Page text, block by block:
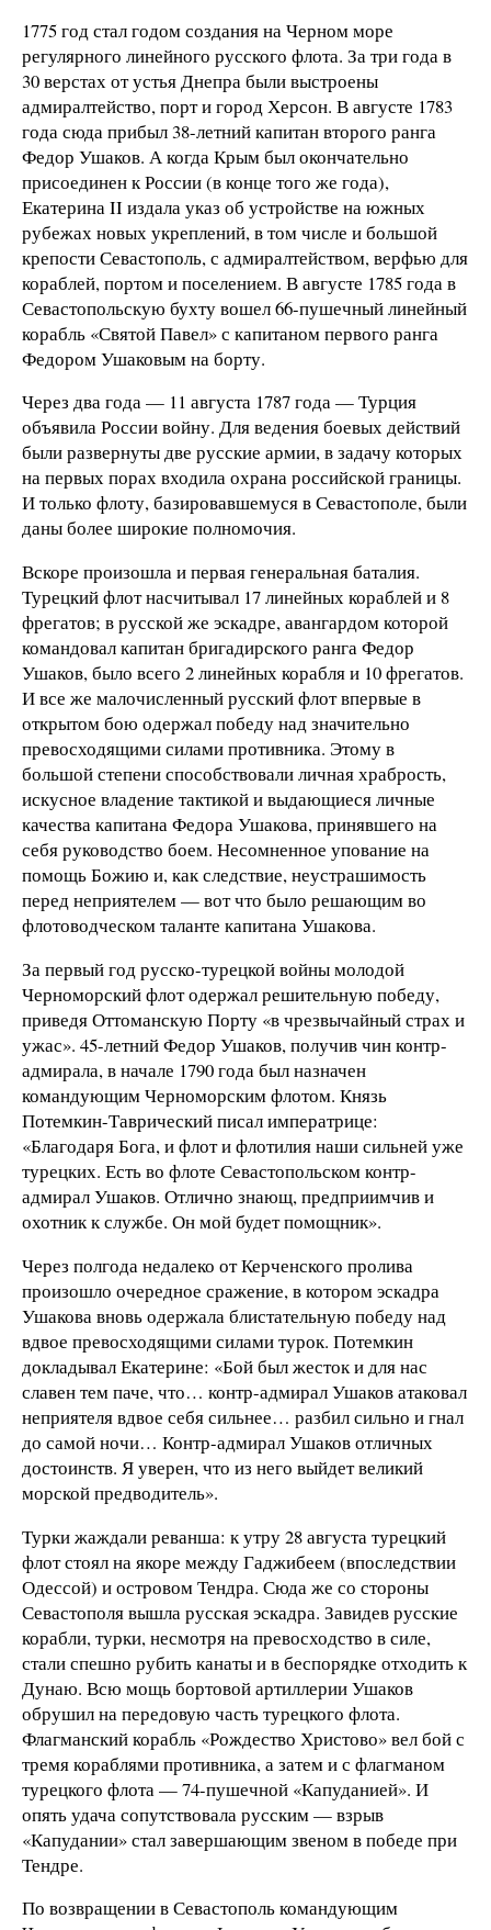
1775 год стал годом создания на Черном море
регулярного линейного русского флота. За три года в
30 верстах от устья Днепра были выстроены
адмиралтейство, порт и город Херсон. В августе 1783
года сюда прибыл 38-летний капитан второго ранга
Федор Ушаков. А когда Крым был окончательно
присоединен к России (в конце того же года),
Екатерина II издала указ об устройстве на южных
рубежах новых укреплений, в том числе и большой
крепости Севастополь, с адмиралтейством, верфью для
кораблей, портом и поселением. В августе 1785 года в
Севастопольскую бухту вошел 66-пушечный линейный
корабль «Святой Павел» с капитаном первого ранга
Федором Ушаковым на борту.
Через два года — 11 августа 1787 года — Турция
объявила России войну. Для ведения боевых действий
были развернуты две русские армии, в задачу которых
на первых порах входила охрана российской границы.
И только флоту, базировавшемуся в Севастополе, были
даны более широкие полномочия.
Вскоре произошла и первая генеральная баталия.
Турецкий флот насчитывал 17 линейных кораблей и 8
фрегатов; в русской же эскадре, авангардом которой
командовал капитан бригадирского ранга Федор
Ушаков, было всего 2 линейных корабля и 10 фрегатов.
И все же малочисленный русский флот впервые в
открытом бою одержал победу над значительно
превосходящими силами противника. Этому в
большой степени способствовали личная храбрость,
искусное владение тактикой и выдающиеся личные
качества капитана Федора Ушакова, принявшего на
себя руководство боем. Несомненное упование на
помощь Божию и, как следствие, неустрашимость
перед неприятелем — вот что было решающим во
флотоводческом таланте капитана Ушакова.
За первый год русско-турецкой войны молодой
Черноморский флот одержал решительную победу,
приведя Оттоманскую Порту «в чрезвычайный страх и
ужас». 45-летний Федор Ушаков, получив чин контр-
адмирала, в начале 1790 года был назначен
командующим Черноморским флотом. Князь
Потемкин-Таврический писал императрице:
«Благодаря Бога, и флот и флотилия наши сильней уже
турецких. Есть во флоте Севастопольском контр-
адмирал Ушаков. Отлично знающ, предприимчив и
охотник к службе. Он мой будет помощник».
Через полгода недалеко от Керченского пролива
произошло очередное сражение, в котором эскадра
Ушакова вновь одержала блистательную победу над
вдвое превосходящими силами турок. Потемкин
докладывал Екатерине: «Бой был жесток и для нас
славен тем паче, что… контр-адмирал Ушаков атаковал
неприятеля вдвое себя сильнее… разбил сильно и гнал
до самой ночи… Контр-адмирал Ушаков отличных
достоинств. Я уверен, что из него выйдет великий
морской предводитель».
Турки жаждали реванша: к утру 28 августа турецкий
флот стоял на якоре между Гаджибеем (впоследствии
Одессой) и островом Тендра. Сюда же со стороны
Севастополя вышла русская эскадра. Завидев русские
корабли, турки, несмотря на превосходство в силе,
стали спешно рубить канаты и в беспорядке отходить к
Дунаю. Всю мощь бортовой артиллерии Ушаков
обрушил на передовую часть турецкого флота.
Флагманский корабль «Рождество Христово» вел бой с
тремя кораблями противника, а затем и с флагманом
турецкого флота — 74-пушечной «Капуданией». И
опять удача сопутствовала русским — взрыв
«Капудании» стал завершающим звеном в победе при
Тендре.
По возвращении в Севастополь командующим